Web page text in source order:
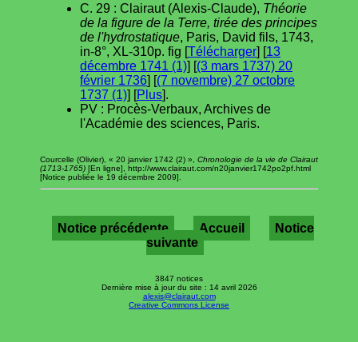
C. 29 : Clairaut (Alexis-Claude), Théorie
de la figure de la Terre, tirée des principes
de l'hydrostatique, Paris, David fils, 1743,
in-8°, XL-310p. fig [Télécharger] [13
décembre 1741 (1)] [(3 mars 1737) 20
février 1736] [(7 novembre) 27 octobre
1737 (1)] [Plus].
PV : Procès-Verbaux, Archives de
l'Académie des sciences, Paris.
Courcelle (Olivier), « 20 janvier 1742 (2) », Chronologie de la vie de Clairaut
(1713-1765) [En ligne], http://www.clairaut.com/n20janvier1742po2pf.html
[Notice publiée le 19 décembre 2009].
Notice précédente Accueil
Notice
suivante
3847 notices
Dernière mise à jour du site : 14 avril 2026
alexis@clairaut.com
Creative Commons License